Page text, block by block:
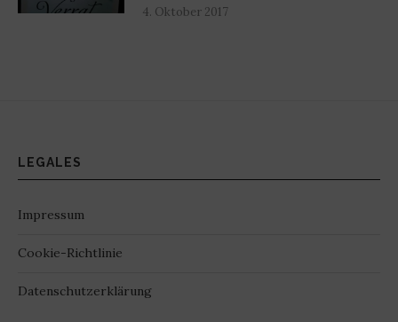
4. Oktober 2017
LEGALES
Impressum
Cookie-Richtlinie
Datenschutzerklärung